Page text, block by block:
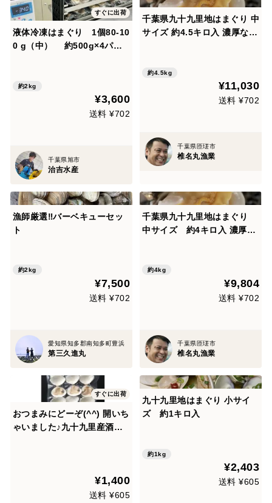
すぐに出荷
液体冷凍はまぐり 1個80-10
0 g（中） 約500g×4パッ
約2kg
¥3,600
送料 ¥702
千葉県旭市
治吉水産
千葉県九十九里地はまぐり 中
サイズ 約4.5キロ入 濃厚な味
約4.5kg
¥11,030
送料 ¥702
千葉県匝瑳市
椎名丸漁業
漁師厳選‼️バーベキューセッ
ト
約2kg
¥7,500
送料 ¥702
愛知県知多郡南知多町豊浜
第三久進丸
千葉県九十九里地はまぐり
中サイズ 約4キロ入 濃厚な
約4kg
¥9,804
送料 ¥702
千葉県匝瑳市
椎名丸漁業
すぐに出荷
おつまみにどーぞ(^^) 開いち
ゃいました♪九十九里産酒蒸
¥1,400
送料 ¥605
九十九里地はまぐり 小サイ
ズ 約1キロ入
約1kg
¥2,403
送料 ¥605